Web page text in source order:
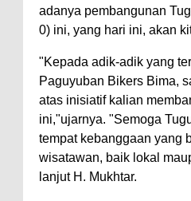
Atasi
Wali
Warga
Wakil
adanya pembangunan
0) ini, yang hari ini, akan
"Kepada adik-adik yang
Paguyuban Bikers Bima,
atas inisiatif kalian
ini,"ujarnya. "Semoga
tempat kebanggaan yang
wisatawan, baik lokal
lanjut H. Mukhtar.